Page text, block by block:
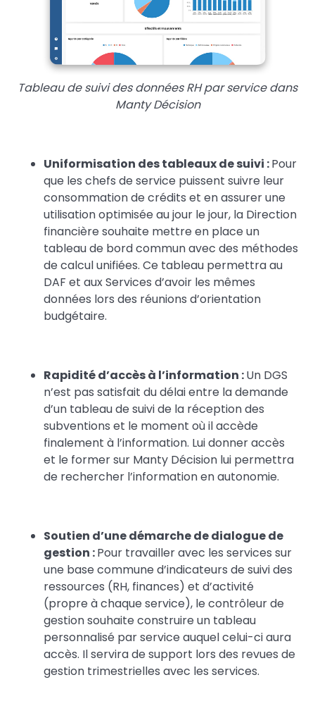
Tableau de suivi des données RH par service dans
Manty Décision
Uniformisation des tableaux de suivi :Pour
que les chefs de service puissent suivre leur
consommation de crédits et en assurer une
utilisation optimisée au jour le jour, la Direction
financière souhaite mettre en place un
tableau de bord commun avec des méthodes
de calcul unifiées. Ce tableau permettra au
DAF et aux Services d’avoir les mêmes
données lors des réunions d’orientation
budgétaire.
Rapidité d’accès à l’information :Un DGS
n’est pas satisfait du délai entre la demande
d’un tableau de suivi de la réception des
subventions et le moment où il accède
finalement à l’information. Lui donner accès
et le former sur Manty Décision lui permettra
de rechercher l’information en autonomie.
Soutien d’une démarche de dialogue de
gestion :Pour travailler avec les services sur
une base commune d’indicateurs de suivi des
ressources (RH, finances) et d’activité
(propre à chaque service), le contrôleur de
gestion souhaite construire un tableau
personnalisé par service auquel celui-ci aura
accès. Il servira de support lors des revues de
gestion trimestrielles avec les services.